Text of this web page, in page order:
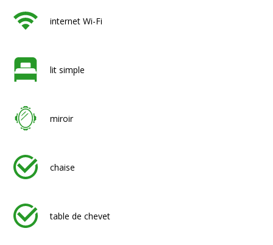
internet Wi-Fi
lit simple
miroir
chaise
table de chevet